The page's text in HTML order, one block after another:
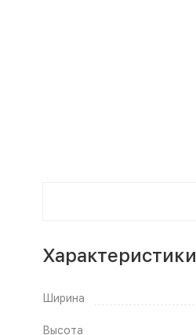
Характеристики
Ширина
Высота